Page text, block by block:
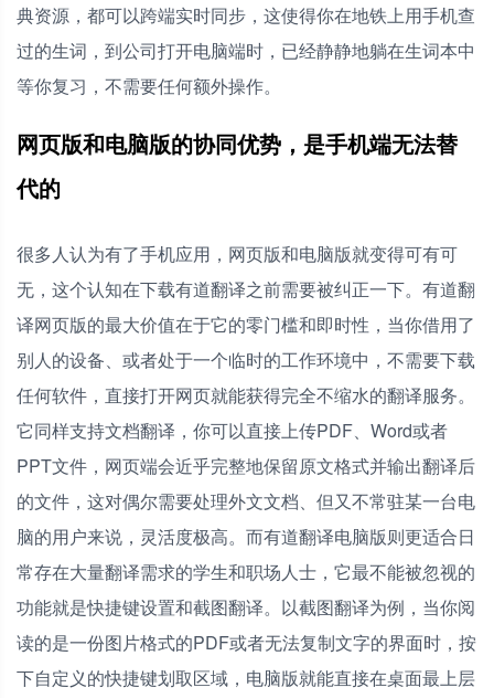
典资源，都可以跨端实时同步，这使得你在地铁上用手机查
过的生词，到公司打开电脑端时，已经静静地躺在生词本中
等你复习，不需要任何额外操作。
网页版和电脑版的协同优势，是手机端无法替
代的
很多人认为有了手机应用，网页版和电脑版就变得可有可
无，这个认知在下载有道翻译之前需要被纠正一下。有道翻
译网页版的最大价值在于它的零门槛和即时性，当你借用了
别人的设备、或者处于一个临时的工作环境中，不需要下载
任何软件，直接打开网页就能获得完全不缩水的翻译服务。
它同样支持文档翻译，你可以直接上传PDF、Word或者
PPT文件，网页端会近乎完整地保留原文格式并输出翻译后
的文件，这对偶尔需要处理外文文档、但又不常驻某一台电
脑的用户来说，灵活度极高。而有道翻译电脑版则更适合日
常存在大量翻译需求的学生和职场人士，它最不能被忽视的
功能就是快捷键设置和截图翻译。以截图翻译为例，当你阅
读的是一份图片格式的PDF或者无法复制文字的界面时，按
下自定义的快捷键划取区域，电脑版就能直接在桌面最上层